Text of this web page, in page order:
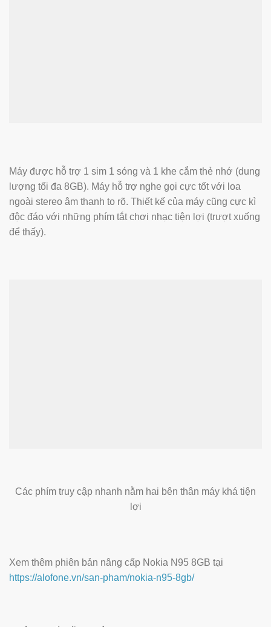
Máy được hỗ trợ 1 sim 1 sóng và 1 khe cắm thẻ nhớ (dung
lượng tối đa 8GB). Máy hỗ trợ nghe gọi cực tốt với loa
ngoài stereo âm thanh to rõ. Thiết kế của máy cũng cực kì
độc đáo với những phím tắt chơi nhạc tiện lợi (trượt xuống
để thấy).
Các phím truy cập nhanh nằm hai bên thân máy khá tiện
lợi
Xem thêm phiên bản nâng cấp Nokia N95 8GB tại
https://alofone.vn/san-pham/nokia-n95-8gb/